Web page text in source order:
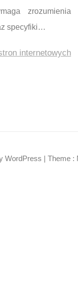
zrozumienia
specyfiki…
internetowych
WordPress | Theme :